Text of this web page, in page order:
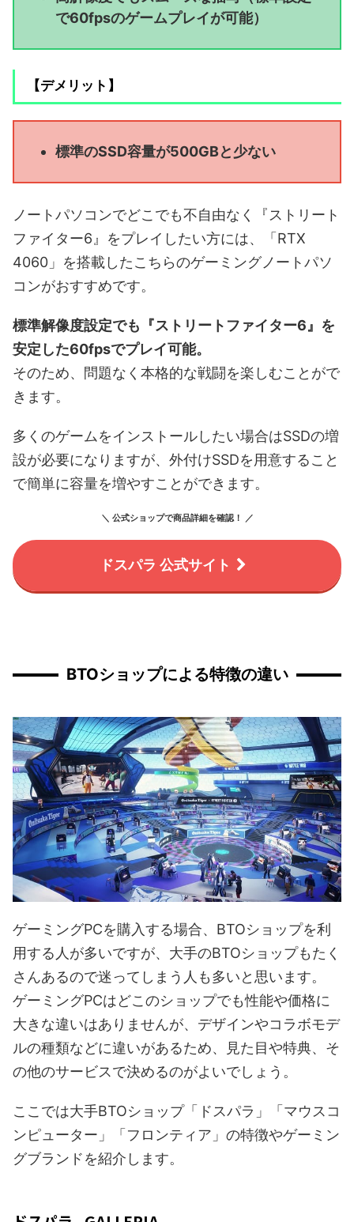
で60fpsのゲームプレイが可能）
【デメリット】
標準のSSD容量が500GBと少ない
ノートパソコンでどこでも不自由なく『ストリート
ファイター6』をプレイしたい方には、「RTX
4060」を搭載したこちらのゲーミングノートパソ
コンがおすすめです。
標準解像度設定でも『ストリートファイター6』を
安定した60fpsでプレイ可能。
そのため、問題なく本格的な戦闘を楽しむことがで
きます。
多くのゲームをインストールしたい場合はSSDの増
設が必要になりますが、外付けSSDを用意すること
で簡単に容量を増やすことができます。
＼ 公式ショップで商品詳細を確認！ ／
ドスパラ 公式サイト
BTOショップによる特徴の違い
ゲーミングPCを購入する場合、BTOショップを利
用する人が多いですが、大手のBTOショップもたく
さんあるので迷ってしまう人も多いと思います。
ゲーミングPCはどこのショップでも性能や価格に
大きな違いはありませんが、デザインやコラボモデ
ルの種類などに違いがあるため、見た目や特典、そ
の他のサービスで決めるのがよいでしょう。
ここでは大手BTOショップ「ドスパラ」「マウスコ
ンピューター」「フロンティア」の特徴やゲーミン
グブランドを紹介します。